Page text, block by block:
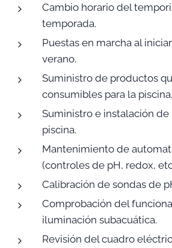
Cambio horario del
temporada.
Puestas en marcha al
verano.
Suministro de productos
consumibles para la piscina.
Suministro e instalación
piscina.
Mantenimiento de
(controles de pH, redox,
Calibración de sondas de
Comprobación del
iluminación subacuática.
Revisión del cuadro